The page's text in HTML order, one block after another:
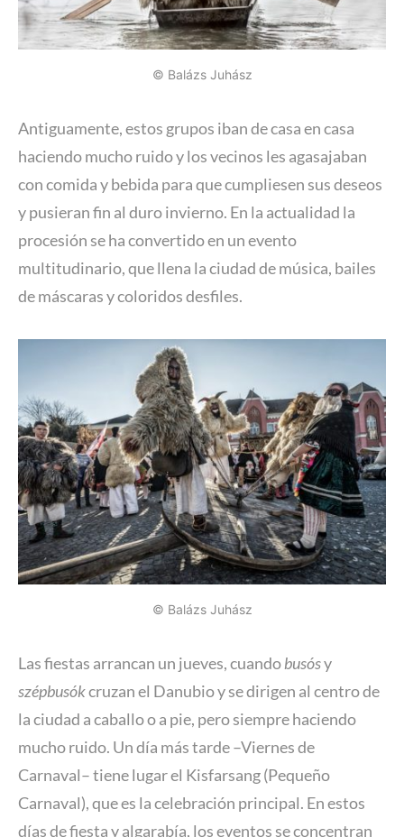
© Balázs Juhász
Antiguamente, estos grupos iban de casa en casa
haciendo mucho ruido y los vecinos les agasajaban
con comida y bebida para que cumpliesen sus deseos
y pusieran fin al duro invierno. En la actualidad la
procesión se ha convertido en un evento
multitudinario, que llena la ciudad de música, bailes
de máscaras y coloridos desfiles.
© Balázs Juhász
Las fiestas arrancan un jueves, cuandobusósy
szépbusókcruzan el Danubio y se dirigen al centro de
la ciudad a caballo o a pie, pero siempre haciendo
mucho ruido. Un día más tarde –Viernes de
Carnaval– tiene lugar el Kisfarsang (Pequeño
Carnaval), que es la celebración principal. En estos
días de fiesta y algarabía, los eventos se concentran